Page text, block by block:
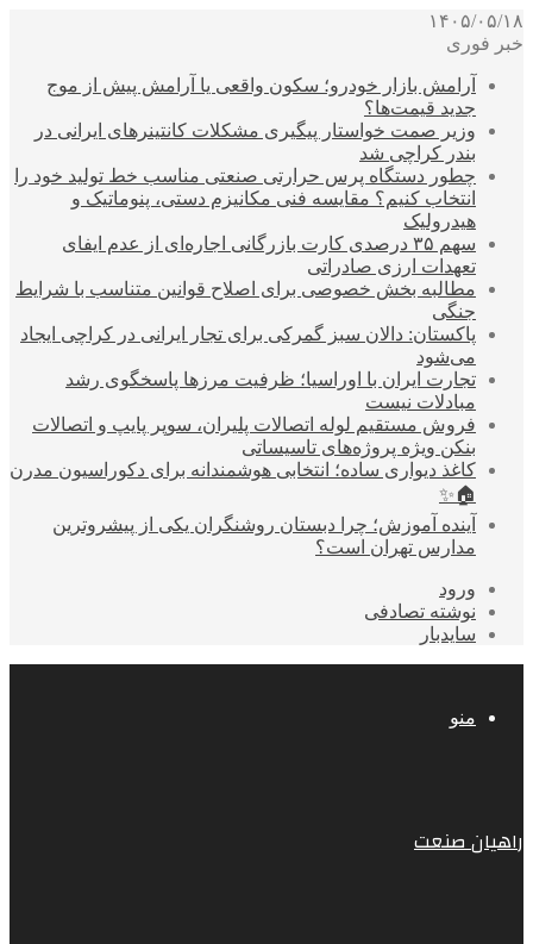
۱۴۰۵/۰۵/۱۸
خبر فوری
آرامش بازار خودرو؛ سکون واقعی یا آرامش پیش از موج
جدید قیمت‌ها؟
وزیر صمت خواستار پیگیری مشکلات کانتینرهای ایرانی در
بندر کراچی شد
چطور دستگاه پرس حرارتی صنعتی مناسب خط تولید خود را
انتخاب کنیم؟ مقایسه فنی مکانیزم دستی، پنوماتیک و
هیدرولیک
سهم ۳۵ درصدی کارت بازرگانی اجاره‌ای از عدم ایفای
تعهدات ارزی صادراتی
مطالبه بخش خصوصی برای اصلاح قوانین متناسب با شرایط
جنگی
پاکستان: دالان سبز گمرکی برای تجار ایرانی در کراچی ایجاد
می‌شود
تجارت ایران با اوراسیا؛ ظرفیت مرزها پاسخگوی رشد
مبادلات نیست
فروش مستقیم لوله اتصالات پلیران، سوپر پایپ و اتصالات
بنکن ویژه پروژه‌های تاسیساتی
کاغذ دیواری ساده؛ انتخابی هوشمندانه برای دکوراسیون مدرن
🏠✨
آینده آموزش؛ چرا دبستان روشنگران یکی از پیشروترین
مدارس تهران است؟
ورود
نوشته تصادفی
سایدبار
منو
راهیان صنعت